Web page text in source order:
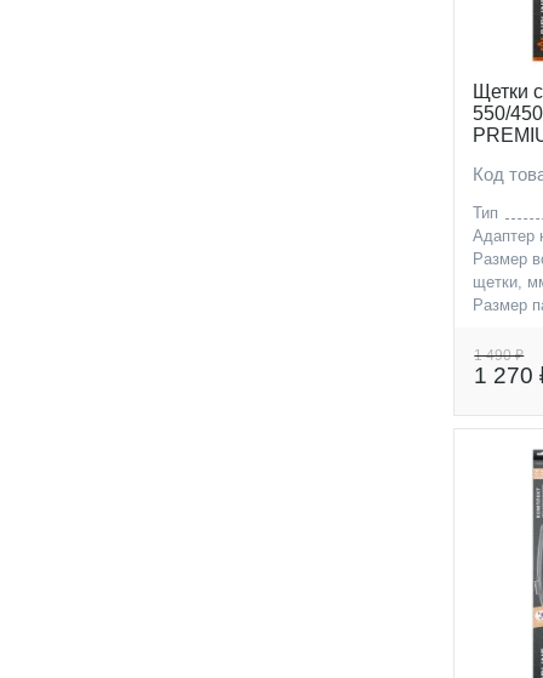
Щетки
550/
Код
Тип
Адаптер
Размер
щетки,
Размер
1 490 ₽
1 270